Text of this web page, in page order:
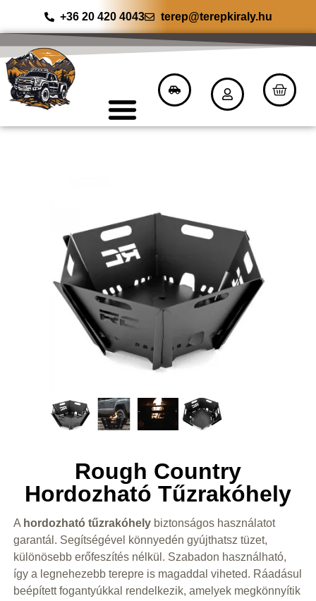
+36 20 420 4043 terep@terepkiraly.hu
Rough Country
Hordozható Tűzrakóhely
A hordozható tűzrakóhelybiztonságos használatot
garantál. Segítségével könnyedén gyújthatsz tüzet,
különösebb erőfeszítés nélkül. Szabadon használható,
így a legnehezebb terepre is magaddal viheted. Ráadásul
beépített fogantyúkkal rendelkezik, amelyek megkönnyítik